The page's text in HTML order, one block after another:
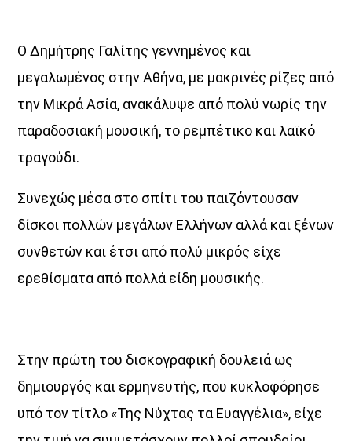
Ο Δημήτρης Γαλίτης γεννημένος και
μεγαλωμένος στην Αθήνα, με μακρινές ρίζες από
την Μικρά Ασία, ανακάλυψε από πολύ νωρίς την
παραδοσιακή μουσική, το ρεμπέτικο και λαϊκό
τραγούδι.
Συνεχώς μέσα στο σπίτι του παιζόντουσαν
δίσκοι πολλών μεγάλων Ελλήνων αλλά και ξένων
συνθετών και έτσι από πολύ μικρός είχε
ερεθίσματα από πολλά είδη μουσικής.
Στην πρώτη του δισκογραφική δουλειά ως
δημιουργός και ερμηνευτής, που κυκλοφόρησε
υπό τον τίτλο «Της Νύχτας τα Ευαγγέλια», είχε